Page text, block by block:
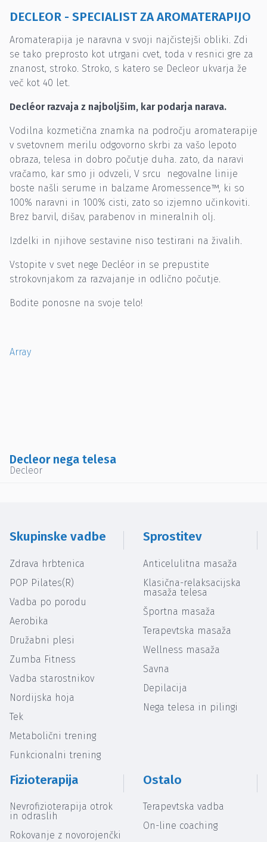
DECLEOR - SPECIALIST ZA AROMATERAPIJO
Aromaterapija je naravna v svoji najčistejši obliki. Zdi
se tako preprosto kot utrgani cvet, toda v resnici gre za
znanost, stroko. Stroko, s katero se Decleor ukvarja že
več kot 40 let.
Decléor razvaja z najboljšim, kar podarja narava.
Vodilna kozmetična znamka na področju aromaterapije
v svetovnem merilu odgovorno skrbi za vašo lepoto
obraza, telesa in dobro počutje duha. zato, da naravi
vračamo, kar smo ji odvzeli, V srcu negovalne linije
boste našli serume in balzame Aromessence™, ki so
100% naravni in 100% cisti, zato so izjemno učinkoviti.
Brez barvil, dišav, parabenov in mineralnih olj.
Izdelki in njihove sestavine niso testirani na živalih.
Vstopite v svet nege Decléor in se prepustite
strokovnjakom za razvajanje in odlično počutje.
Bodite ponosne na svoje telo!
Array
Decleor nega telesa
Decleor
Skupinske vadbe
Zdrava hrbtenica
POP Pilates(R)
Vadba po porodu
Aerobika
Družabni plesi
Zumba Fitness
Vadba starostnikov
Nordijska hoja
Tek
Metabolični trening
Funkcionalni trening
Sprostitev
Anticelulitna masaža
Klasična-relaksacijska
masaža telesa
Športna masaža
Terapevtska masaža
Wellness masaža
Savna
Depilacija
Nega telesa in pilingi
Fizioterapija
Nevrofizioterapija otrok
in odraslih
Rokovanje z novorojenčki
Ostalo
Terapevtska vadba
On-line coaching